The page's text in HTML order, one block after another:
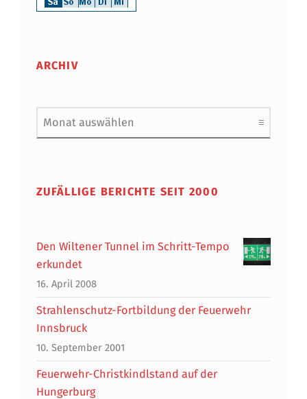
ARCHIV
Archiv
ZUFÄLLIGE BERICHTE SEIT 2000
Den Wiltener Tunnel im Schritt-Tempo
erkundet
16. April 2008
Strahlenschutz-Fortbildung der Feuerwehr
Innsbruck
10. September 2001
Feuerwehr-Christkindlstand auf der
Hungerburg